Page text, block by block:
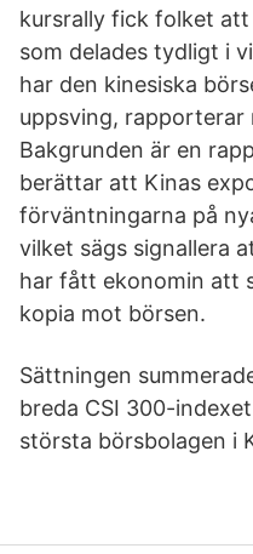
kursrally fick folket
som delades tydligt i
har den kinesiska
uppsving, rapporterar
Bakgrunden är en
berättar att Kinas
förväntningarna på
vilket sägs signallera
har fått ekonomin att
kopia mot börsen.
Sättningen
breda CSI 300-
största börsbolagen i